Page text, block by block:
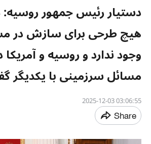
دستیار رئیس جمهور
هیچ طرحی برای سازش در
وجود ندارد و روسیه و آمریکا
مسائل سرزمینی با یکدیگر
03:06:55 2025-12-03
Share